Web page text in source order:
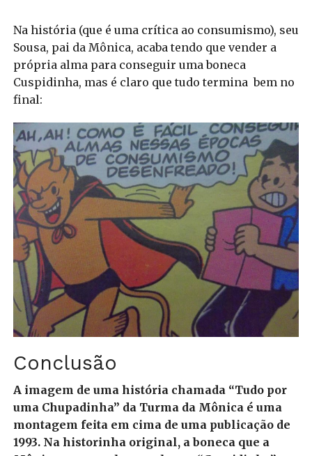
Na história (que é uma crítica ao consumismo), seu
Sousa, pai da Mônica, acaba tendo que vender a
própria alma para conseguir uma boneca
Cuspidinha, mas é claro que tudo termina bem no
final:
Conclusão
A imagem de uma história chamada “Tudo por
uma Chupadinha” da Turma da Mônica é uma
montagem feita em cima de uma publicação de
1993. Na historinha original, a boneca que a